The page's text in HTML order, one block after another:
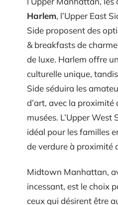
Harlem, l’Upper East
Side proposent des
& breakfasts de
de luxe. Harlem offre
culturelle unique,
Side séduira les
d’art, avec la proximité
musées. L’Upper West
idéal pour les familles
de verdure à proximité
Midtown Manhattan,
incessant, est le choix
ceux qui désirent être